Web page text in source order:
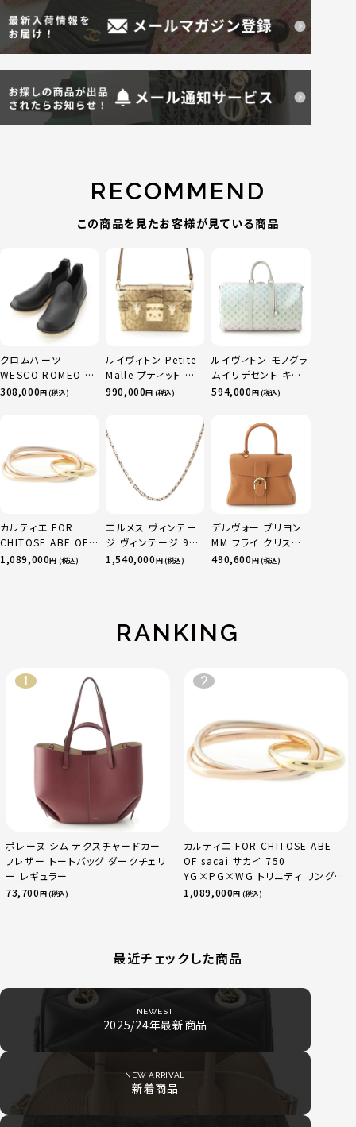
RECOMMEND
この商品を見たお客様が見ている商品
クロムハーツ
WESCO ROMEO レ
ザー ダガー ブーツ
308,000円 (税込)
ルイヴィトン Petite
Malle プティット マ
ル リザード ショルダ
990,000円 (税込)
ルイヴィトン モノグラ
ムイリデセント キー
ポルバンドリエール
M13915 マルチカラ
594,000円 (税込)
カルティエ FOR
CHITOSE ABE OF
sacai サカイ 750
1,089,000円 (税込)
エルメス ヴィンテー
ジ ヴィンテージ 925
ヘラクレスPM Hモチ
1,540,000円 (税込)
デルヴォー ブリヨン
MM フライ クリスピ
ーカーフ 2WAY ショ
490,600円 (税込)
RANKING
ポレーヌ シム テクスチャードカー
フレザー トートバッグ ダークチェリ
ー レギュラー
73,700円 (税込)
カルティエ FOR CHITOSE ABE
OF sacai サカイ 750
YG×PG×WG トリニティ リング
指輪 マルチカラー 50 51 52
1,089,000円 (税込)
最近チェックした商品
NEWEST
2025/24年最新商品
NEW ARRIVAL
新着商品